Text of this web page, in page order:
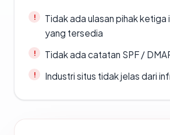
Tidak ada ulasan pihak
yang tersedia
Tidak ada catatan SPF /
Industri situs tidak jelas dari